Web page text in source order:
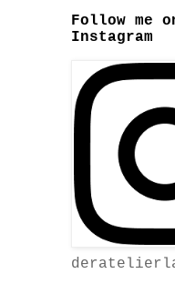
Follow me
Instagram